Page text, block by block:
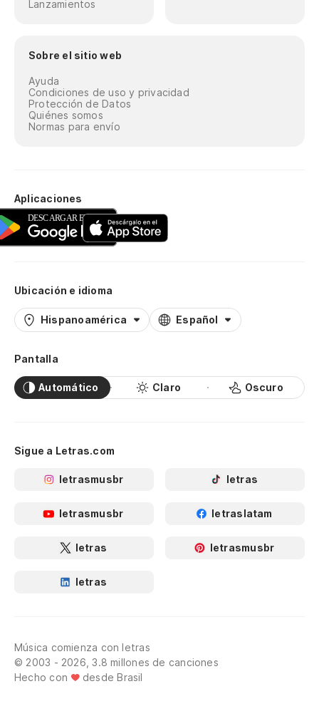
Lanzamientos
Sobre el sitio web
Ayuda
Condiciones de uso y privacidad
Protección de Datos
Quiénes somos
Normas para envío
Aplicaciones
Ubicación e idioma
Hispanoamérica Español
Pantalla
Automático Claro Oscuro
Sigue a Letras.com
letrasmusbr letras
letrasmusbr letraslatam
letras letrasmusbr
letras
Música comienza con letras
© 2003 - 2026, 3.8 millones de canciones
Hecho con
desde Brasil